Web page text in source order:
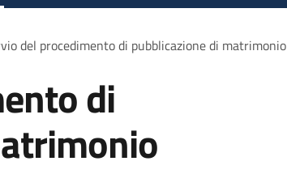
del procedimento di pubblicazione di matrimonio
di